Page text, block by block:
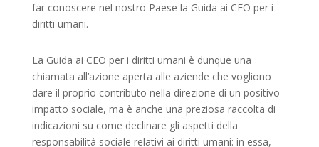
far conoscere nel nostro Paese la Guida ai CEO per i
diritti umani.
La Guida ai CEO per i diritti umani è dunque una
chiamata all’azione aperta alle aziende che vogliono
dare il proprio contributo nella direzione di un positivo
impatto sociale, ma è anche una preziosa raccolta di
indicazioni su come declinare gli aspetti della
responsabilità sociale relativi ai diritti umani: in essa,